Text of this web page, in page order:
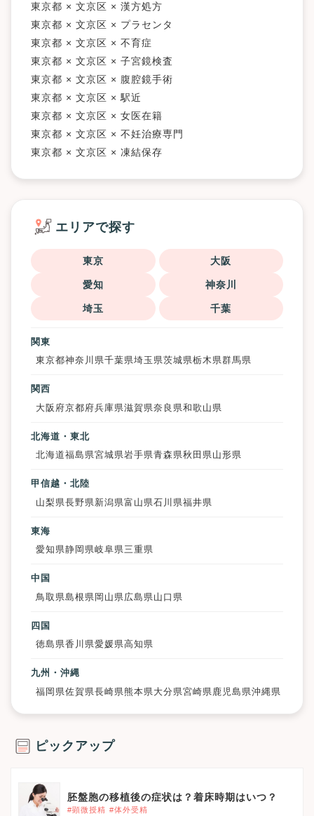
東京都 × 文京区 × 漢方処方
東京都 × 文京区 × プラセンタ
東京都 × 文京区 × 不育症
東京都 × 文京区 × 子宮鏡検査
東京都 × 文京区 × 腹腔鏡手術
東京都 × 文京区 × 駅近
東京都 × 文京区 × 女医在籍
東京都 × 文京区 × 不妊治療専門
東京都 × 文京区 × 凍結保存
エリアで探す
東京 大阪
愛知 神奈川
埼玉 千葉
関東
東京都神奈川県千葉県埼玉県茨城県栃木県群馬県
関西
大阪府京都府兵庫県滋賀県奈良県和歌山県
北海道・東北
北海道福島県宮城県岩手県青森県秋田県山形県
甲信越・北陸
山梨県長野県 新潟県富山県石川県福井県
東海
愛知県静岡県岐阜県三重県
中国
鳥取県島根県 岡山県 広島県 山口県
四国
徳島県香川県愛媛県高知県
九州・沖縄
福岡県佐賀県長崎県 熊本県 大分県宮崎県 鹿児島県沖縄県
ピックアップ
胚盤胞の移植後の症状は？着床時期はいつ？
#顕微授精 #体外受精